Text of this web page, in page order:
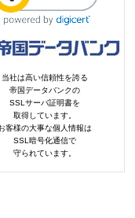
当社は高い信頼性を誇る
帝国データバンクの
SSLサーバ証明書を
取得しています。
客様の大事な個人情報は
SSL暗号化通信で
守られています。